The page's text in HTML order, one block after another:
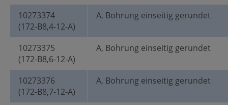
10273374
(172-B8,4-12-A)
A, Bohrung einseitig gerundet
10273375
(172-B8,6-12-A)
A, Bohrung einseitig gerundet
10273376
(172-B8,7-12-A)
A, Bohrung einseitig gerundet